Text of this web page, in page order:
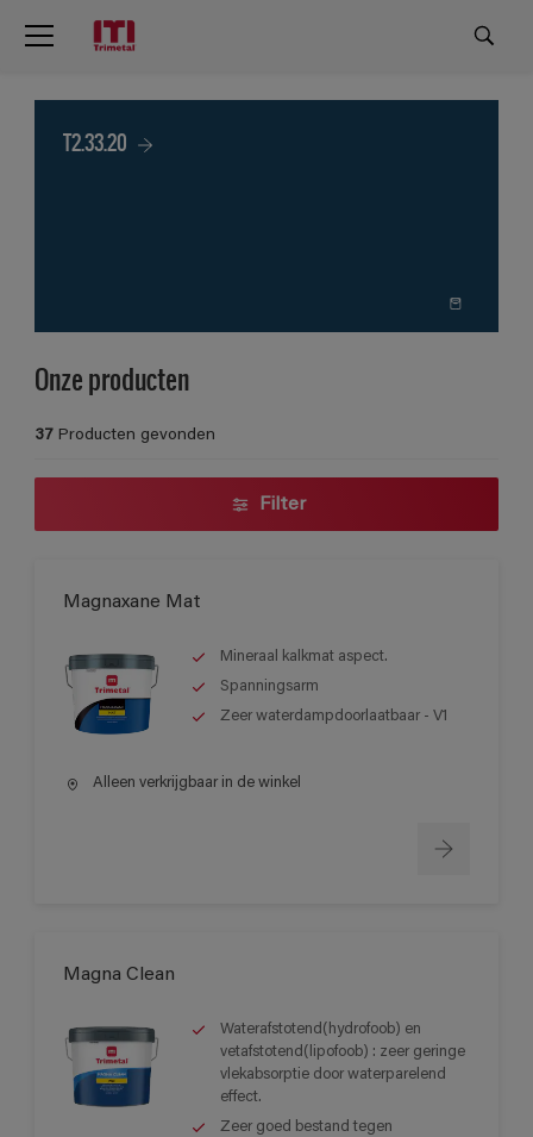
T2.33.20
Onze producten
37 Producten gevonden
Filter
Magnaxane Mat
Mineraal kalkmat aspect.
Spanningsarm
Zeer waterdampdoorlaatbaar - V1
Alleen verkrijgbaar in de winkel
Magna Clean
Waterafstotend(hydrofoob) en
vetafstotend(lipofoob) : zeer geringe
vlekabsorptie door waterparelend
effect.
Zeer goed bestand tegen